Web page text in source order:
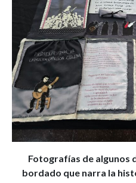
Fotografías de algunos
bordado que narra la